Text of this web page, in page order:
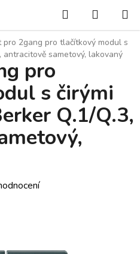
Hledat
KOŠÍK
pro 2gang pro tlačítkový modul s
antracitově sametový, lakovaný
pro
s čirými
Q.1/Q.3,